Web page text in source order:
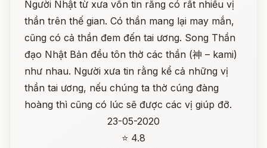
Người Nhật từ xưa vốn tin rằng có rất nhiều vị
thần trên thế gian. Có thần mang lại may mắn,
cũng có cả thần đem đến tai ương. Song Thần
đạo Nhật Bản đều tôn thờ các thần (神 – kami)
như nhau. Người xưa tin rằng kể cả những vị
thần tai ương, nếu chúng ta thờ cúng đàng
hoàng thì cũng có lúc sẽ được các vị giúp đỡ.
23-05-2020
⭐ 4.8